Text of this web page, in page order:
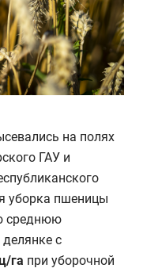
на полях
ГАУ и
уборка пшеницы
среднюю
с
га при уборочной